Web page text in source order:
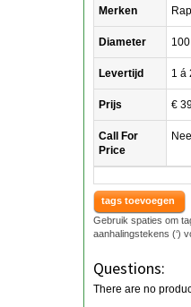
Merken
Diameter
Levertijd 1 á
Prijs €
Call For
Price
Nee
tags toevoegen
Gebruik spaties om
aanhalingstekens (‘)
Questions:
There are no